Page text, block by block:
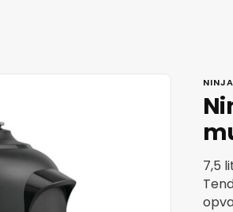
NINJA
7,5